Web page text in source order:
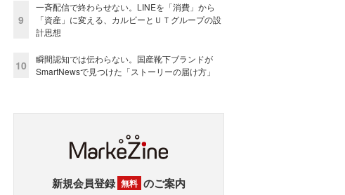
9
一斉配信で終わらせない。LINEを「消費」から
「資産」に変える、カルビーとＵＴグループの設
計思想
10
瞬間認知では伝わらない。国産靴下ブランドが
SmartNewsで見つけた「ストーリーの届け方」
新規会員登録 無料 のご案内